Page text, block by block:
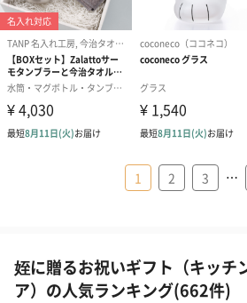
1 2 3 …
姪に贈るお祝いギフト（キッチ
ア）の人気ランキング(662件)